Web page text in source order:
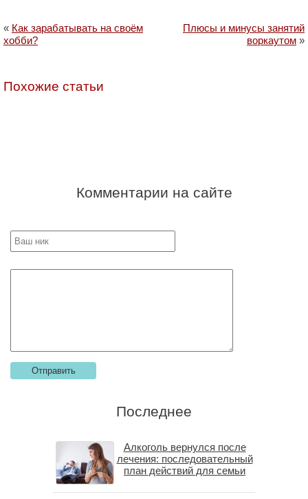
« Как зарабатывать на своём
хобби?
Плюсы и минусы занятий
воркаутом »
Похожие статьи
Комментарии на сайте
Последнее
Алкоголь вернулся после
лечения: последовательный
план действий для семьи